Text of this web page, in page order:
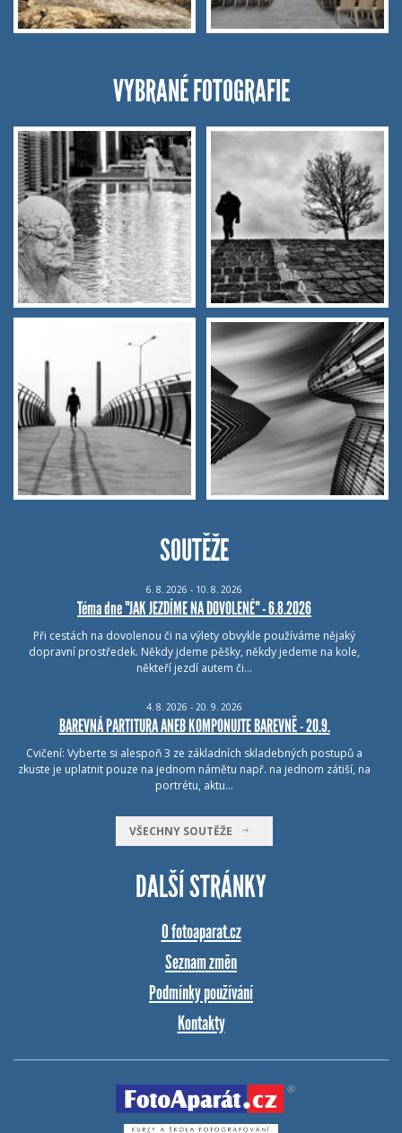
VYBRANÉ FOTOGRAFIE
SOUTĚŽE
6. 8. 2026 - 10. 8. 2026
Téma dne "JAK JEZDÍME NA DOVOLENÉ" - 6.8.2026
Při cestách na dovolenou či na výlety obvykle používáme nějaký
dopravní prostředek. Někdy jdeme pěšky, někdy jedeme na kole,
někteří jezdí autem či…
4. 8. 2026 - 20. 9. 2026
BAREVNÁ PARTITURA ANEB KOMPONUJTE BAREVNĚ - 20.9.
Cvičení: Vyberte si alespoň 3 ze základních skladebných postupů a
zkuste je uplatnit pouze na jednom námětu např. na jednom zátiší, na
portrétu, aktu…
VŠECHNY SOUTĚŽE
DALŠÍ STRÁNKY
O fotoaparat.cz
Seznam změn
Podmínky používání
Kontakty